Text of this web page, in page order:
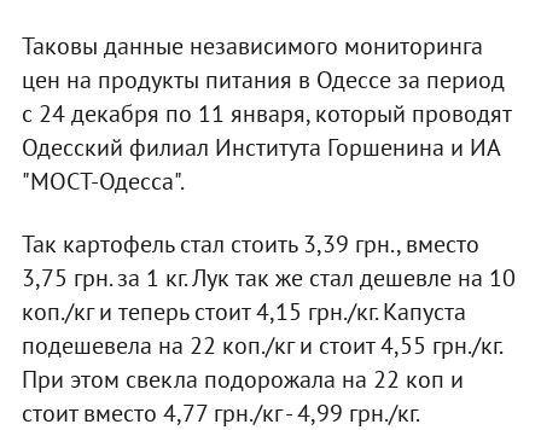
Таковы данные независимого мониторинга
цен на продукты питания в Одессе за период
с 24 декабря по 11 января, который проводят
Одесский филиал Института Горшенина и ИА
"МОСТ-Одесса".
Так картофель стал стоить 3,39 грн., вместо
3,75 грн. за 1 кг. Лук так же стал дешевле на 10
коп./кг и теперь стоит 4,15 грн./кг. Капуста
подешевела на 22 коп./кг и стоит 4,55 грн./кг.
При этом свекла подорожала на 22 коп и
стоит вместо 4,77 грн./кг - 4,99 грн./кг.